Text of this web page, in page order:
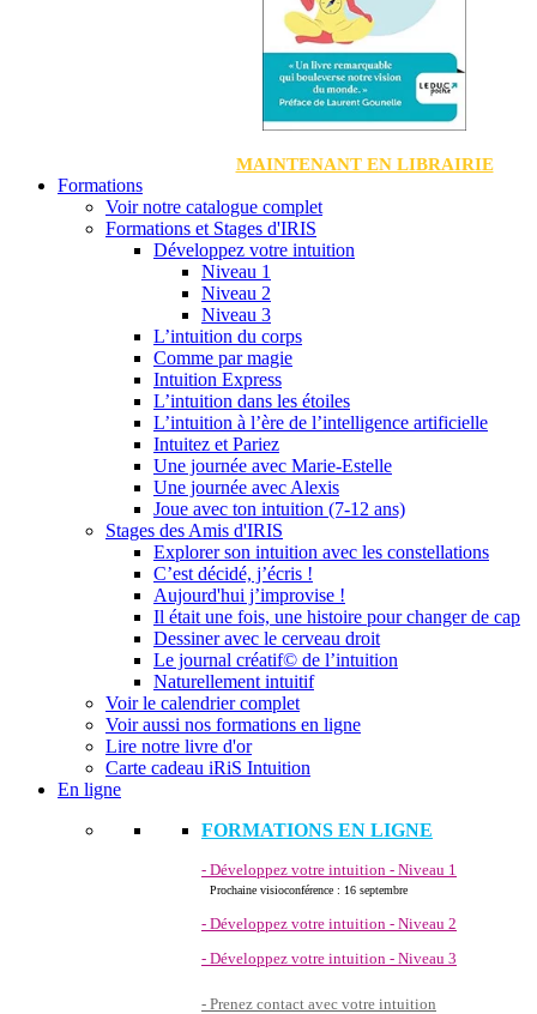
MAINTENANT EN LIBRAIRIE
Formations
Voir notre catalogue complet
Formations et Stages d'IRIS
Développez votre intuition
Niveau 1
Niveau 2
Niveau 3
L’intuition du corps
Comme par magie
Intuition Express
L’intuition dans les étoiles
L’intuition à l’ère de l’intelligence artificielle
Intuitez et Pariez
Une journée avec Marie-Estelle
Une journée avec Alexis
Joue avec ton intuition (7-12 ans)
Stages des Amis d'IRIS
Explorer son intuition avec les constellations
C’est décidé, j’écris !
Aujourd'hui j’improvise !
Il était une fois, une histoire pour changer de cap
Dessiner avec le cerveau droit
Le journal créatif© de l’intuition
Naturellement intuitif
Voir le calendrier complet
Voir aussi nos formations en ligne
Lire notre livre d'or
Carte cadeau iRiS Intuition
En ligne
FORMATIONS EN LIGNE
- Développez votre intuition - Niveau 1
Prochaine visioconférence : 16 septembre
- Développez votre intuition - Niveau 2
- Développez votre intuition - Niveau 3
- Prenez contact avec votre intuition